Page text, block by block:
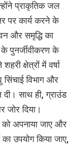
प्राकृतिक जल
पर कार्य करने के
और समृद्धि का
पुनर्जीवीकरण के
क्षेत्रों में वर्षा
विभाग और
दी। साथ ही, ग्राउंड
जोर दिया।
को अपनाया जाए और
उपयोग किया जाए,